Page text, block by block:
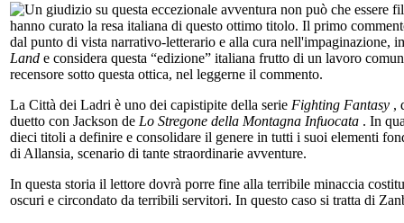
Un giudizio su questa eccezionale avventura non può che essere
hanno curato la resa italiana di questo ottimo titolo. Il primo
dal punto di vista narrativo-letterario e alla cura nell'impaginazione,
Land e considera questa “edizione” italiana frutto di un lavoro
recensore sotto questa ottica, nel leggerne il commento.
La Città dei Ladri è uno dei capistipite della serie Fighting Fantasy ,
duetto con Jackson de Lo Stregone della Montagna Infuocata . In
dieci titoli a definire e consolidare il genere in tutti i suoi elementi
di Allansia, scenario di tante straordinarie avventure.
In questa storia il lettore dovrà porre fine alla terribile minaccia
oscuri e circondato da terribili servitori. In questo caso si tratta di